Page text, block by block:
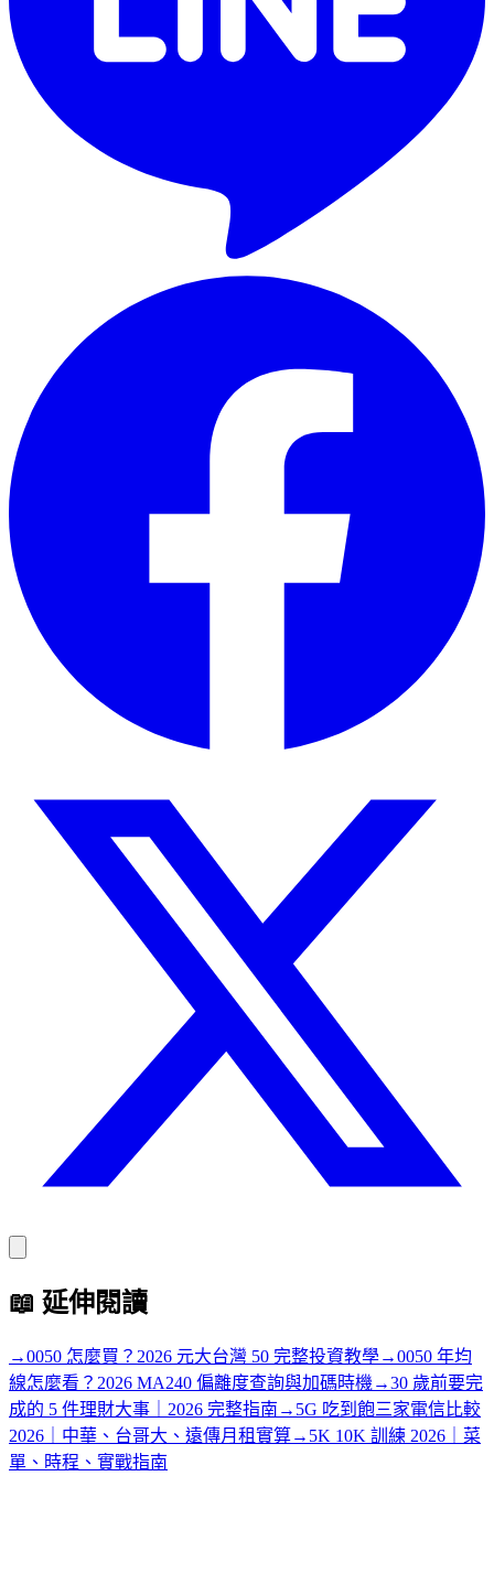
📖 延伸閱讀
→0050 怎麼買？2026 元大台灣 50 完整投資教學→0050 年均
線怎麼看？2026 MA240 偏離度查詢與加碼時機 →30 歲前要完
成的 5 件理財大事｜2026 完整指南 → 5G 吃到飽三家電信比較
2026｜中華、台哥大、遠傳月租實算→ 5K 10K 訓練 2026｜菜
單、時程、實戰指南